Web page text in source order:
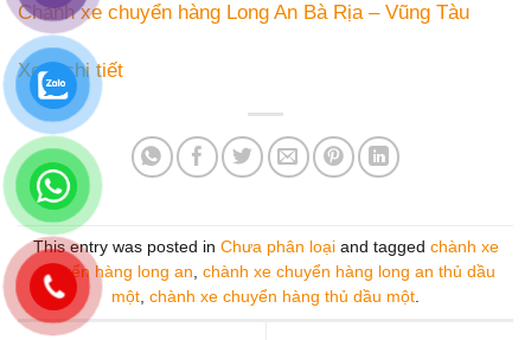
Chành xe chuyển hàng Long An Bà Rịa – Vũng Tàu
Xem chi tiết
This entry was posted in Chưa phân loạiand tagged chành xe
chuyển hàng long an chành xe chuyển hàng long an thủ dầu
một chành xe chuyển hàng thủ dầu một